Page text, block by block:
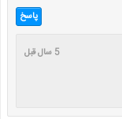
پاسخ
5 سال قبل